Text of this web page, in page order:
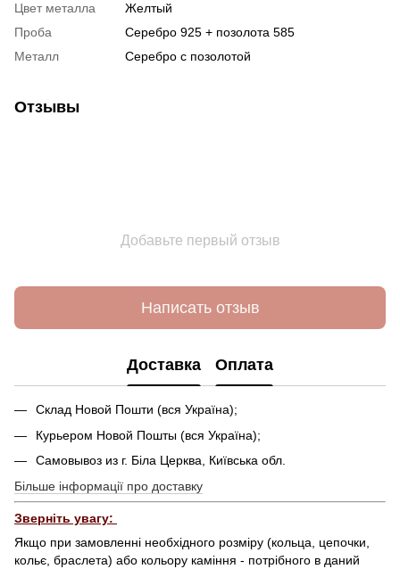
Цвет металла
Желтый
Проба
Серебро 925 + позолота 585
Металл
Серебро с позолотой
Отзывы
Добавьте первый отзыв
Написать отзыв
Доставка Оплата
Склад Новой Пошти (вся Україна);
Курьером Новой Пошты (вся Україна);
Самовывоз из г. Біла Церква, Київська обл.
Більше інформації про доставку
Зверніть увагу:
Якщо при замовленні необхідного розміру (кольца, цепочки,
кольє, браслета) або кольору каміння - потрібного в даний